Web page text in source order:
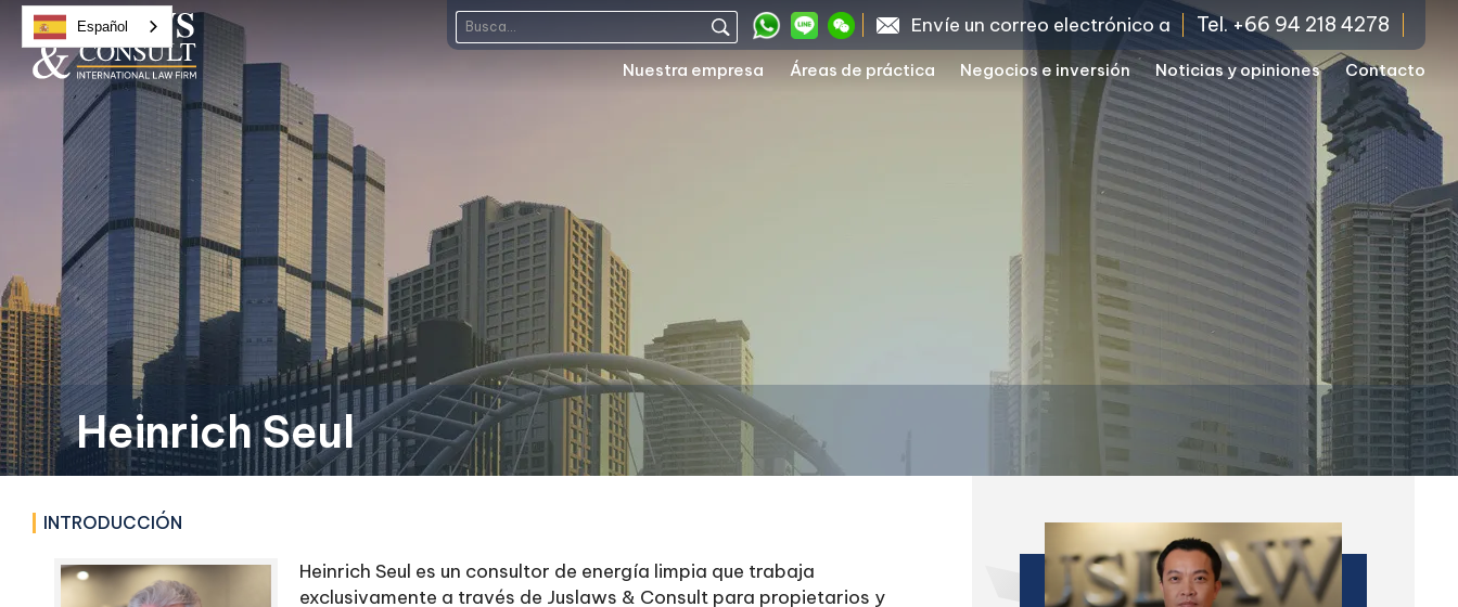
Envíe un correo electrónico a Tel. +66 94 218 4278
Nuestra empresa Áreas de práctica Negocios e inversión Noticias y opiniones Contacto
Heinrich Seul
INTRODUCCIÓN
Heinrich Seul es un consultor de energía limpia que trabaja
exclusivamente a través de Juslaws & Consult para propietarios y
Español